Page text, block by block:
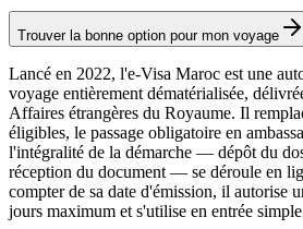
Trouver la bonne option pour mon voyage
Lancé en 2022, l'e-Visa Maroc est une
voyage entièrement dématérialisée,
Affaires étrangères du Royaume. Il
éligibles, le passage obligatoire en
l'intégralité de la démarche — dépôt du
réception du document — se déroule en
compter de sa date d'émission, il autorise
jours maximum et s'utilise en entrée